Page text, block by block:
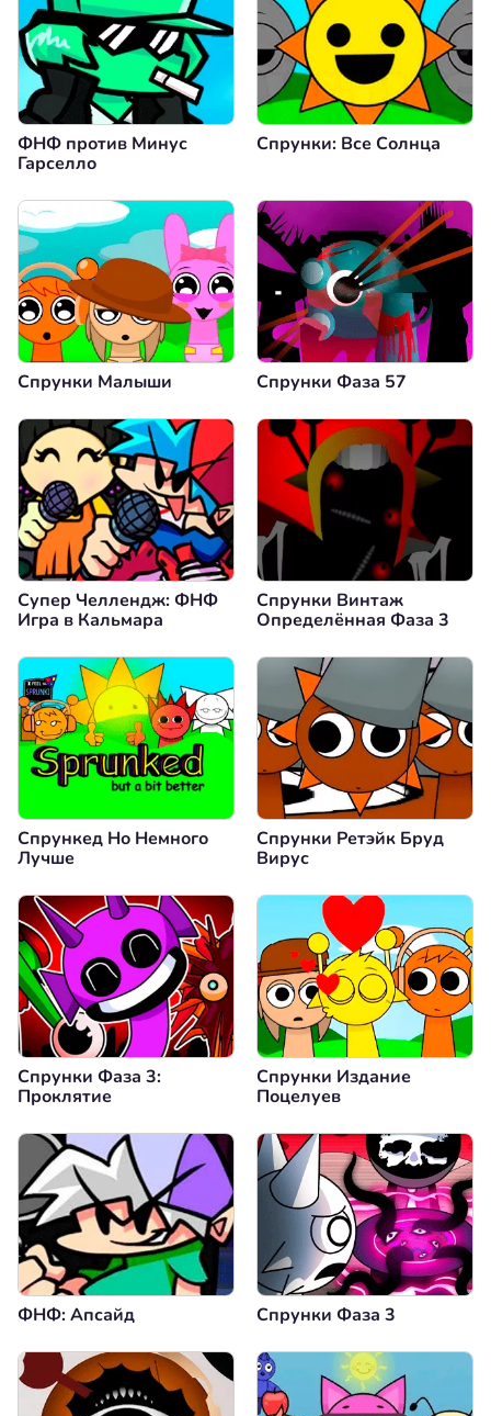
ФНФ против Минус
Гарселло
Спрунки: Все Солнца
Спрунки Малыши Спрунки Фаза 57
Супер Челлендж: ФНФ
Игра в Кальмара
Спрунки Винтаж
Определённая Фаза 3
Спрункед Но Немного
Лучше
Спрунки Ретэйк Бруд
Вирус
Спрунки Фаза 3:
Проклятие
Спрунки Издание
Поцелуев
ФНФ: Апсайд Спрунки Фаза 3